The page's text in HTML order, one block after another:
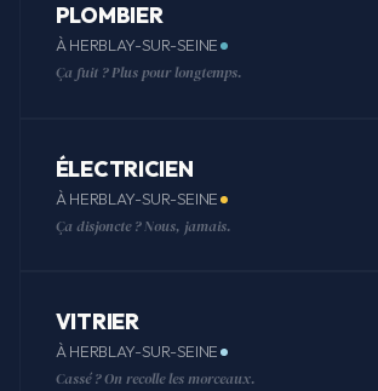
PLOMBIER
À HERBLAY-SUR-SEINE
Ça fuit ? Plus pour longtemps.
ÉLECTRICIEN
À HERBLAY-SUR-SEINE
Ça disjoncte ? Nous, jamais.
VITRIER
À HERBLAY-SUR-SEINE
Cassé ? On recolle les morceaux.